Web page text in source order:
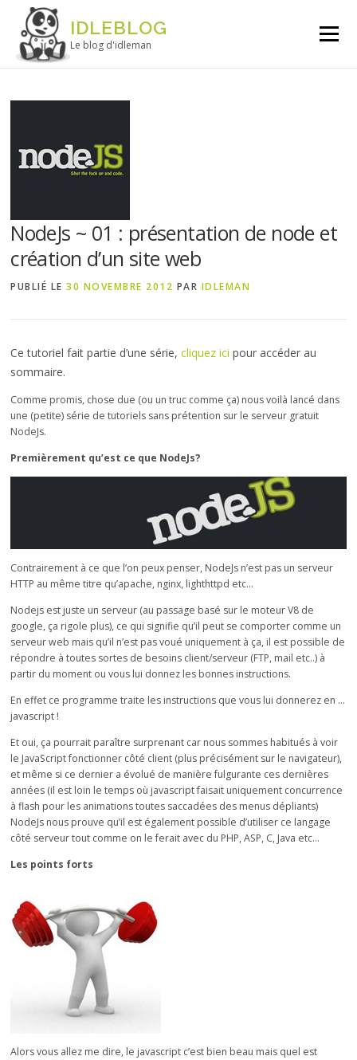
Aller au contenu
IDLEBLOG
Le blog d'idleman
Menu
NodeJs ~ 01 : présentation de node et
création d’un site web
PUBLIÉ LE30 NOVEMBRE 2012 PAR IDLEMAN
Ce tutoriel fait partie d’une série,cliquez ici pour accéder au
sommaire.
Comme promis, chose due (ou un truc comme ça) nous voilà lancé dans
une (petite) série de tutoriels sans prétention sur le serveur gratuit
NodeJs.
Premièrement qu’est ce que NodeJs?
Contrairement à ce que l’on peux penser, NodeJs n’est pas un serveur
HTTP au même titre qu’apache, nginx, lighthttpd etc…
Nodejs est juste un serveur (au passage basé sur le moteur V8 de
google, ça rigole plus), ce qui signifie qu’il peut se comporter comme un
serveur web mais qu’il n’est pas voué uniquement à ça, il est possible de
répondre à toutes sortes de besoins client/serveur (FTP, mail etc..) à
partir du moment ou vous lui donnez les bonnes instructions.
En effet ce programme traite les instructions que vous lui donnerez en …
javascript !
Et oui, ça pourrait paraître surprenant car nous sommes habitués à voir
le JavaScript fonctionner côté client (plus précisément sur le navigateur),
et même si ce dernier a évolué de manière fulgurante ces dernières
années (il est loin le temps où javascript faisait uniquement concurrence
à flash pour les animations toutes saccadées des menus dépliants)
NodeJs nous prouve qu’il est également possible d’utiliser ce langage
côté serveur tout comme on le ferait avec du PHP, ASP, C, Java etc…
Les points forts
Alors vous allez me dire, le javascript c’est bien beau mais quel est